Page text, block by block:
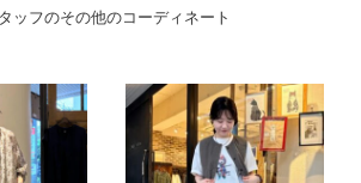
ッフのその他のコーディネート